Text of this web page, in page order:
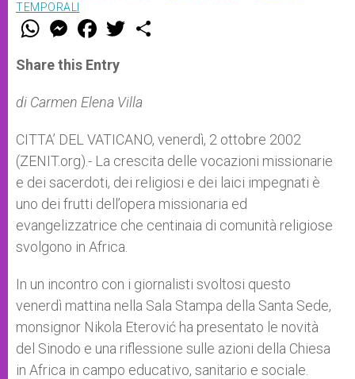
TEMPORALI
W
t
s
p
p
M
e
s
e
g
e
F
a
e
b
o
k
w
r
Share this Entry
di Carmen Elena Villa
CITTA’ DEL VATICANO, venerdì, 2 ottobre 2002
(ZENIT.org).- La crescita delle vocazioni missionarie
e dei sacerdoti, dei religiosi e dei laici impegnati è
uno dei frutti dell’opera missionaria ed
evangelizzatrice che centinaia di comunità religiose
svolgono in Africa.
In un incontro con i giornalisti svoltosi questo
venerdì mattina nella Sala Stampa della Santa Sede,
monsignor Nikola Eterović ha presentato le novità
del Sinodo e una riflessione sulle azioni della Chiesa
in Africa in campo educativo, sanitario e sociale.